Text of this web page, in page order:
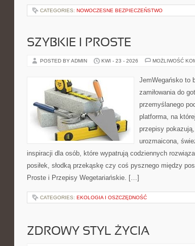
CATEGORIES: NOWOCZESNE BEZPIECZEŃSTWO
SZYBKIE I PROSTE
POSTED BY ADMIN KWI - 23 - 2026 MOŻLIWOŚĆ
JemWegańsko to
zamiłowania do
przemyślanego
platforma, na
przepisy
urozmaicona,
inspiracji dla osób, które wypatrują codziennych
posiłek, słodką przekąskę czy coś pysznego między
Proste i Przepisy Wegetariańskie. […]
CATEGORIES: EKOLOGIA I OSZCZĘDNOŚĆ
ZDROWY STYL ŻYCIA